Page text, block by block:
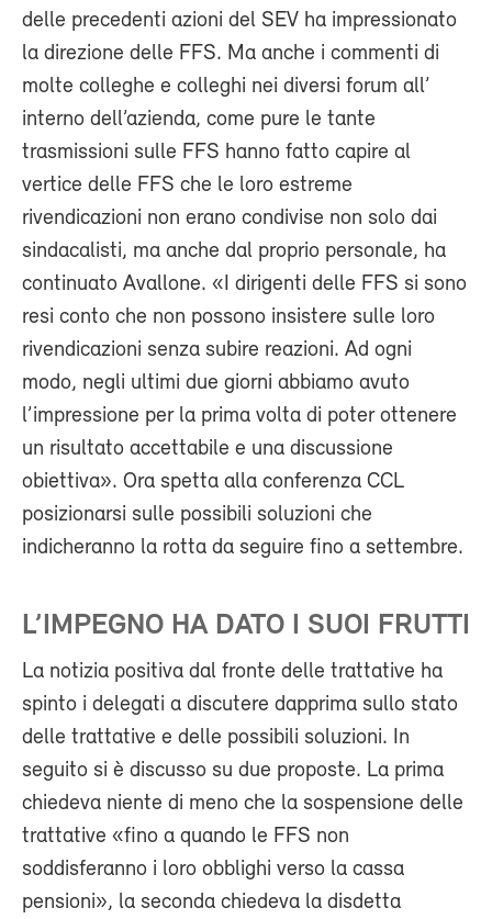
delle precedenti azioni del SEV ha impressionato
la direzione delle FFS. Ma anche i commenti di
molte colleghe e colleghi nei diversi forum all’
interno dell’azienda, come pure le tante
trasmissioni sulle FFS hanno fatto capire al
vertice delle FFS che le loro estreme
rivendicazioni non erano condivise non solo dai
sindacalisti, ma anche dal proprio personale, ha
continuato Avallone. «I dirigenti delle FFS si sono
resi conto che non possono insistere sulle loro
rivendicazioni senza subire reazioni. Ad ogni
modo, negli ultimi due giorni abbiamo avuto
l’impressione per la prima volta di poter ottenere
un risultato accettabile e una discussione
obiettiva». Ora spetta alla conferenza CCL
posizionarsi sulle possibili soluzioni che
indicheranno la rotta da seguire fino a settembre.
L’IMPEGNO HA DATO I SUOI FRUTTI
La notizia positiva dal fronte delle trattative ha
spinto i delegati a discutere dapprima sullo stato
delle trattative e delle possibili soluzioni. In
seguito si è discusso su due proposte. La prima
chiedeva niente di meno che la sospensione delle
trattative «fino a quando le FFS non
soddisferanno i loro obblighi verso la cassa
pensioni», la seconda chiedeva la disdetta